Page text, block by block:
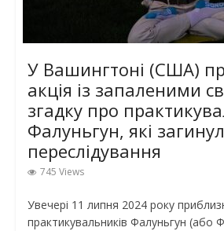
У Вашингтоні (США)
акція із запаленими
згадку про
Фалуньгун, які
переслідування
745 Views
Увечері 11 липня 2024 року
практикувальників Фалуньгун (або